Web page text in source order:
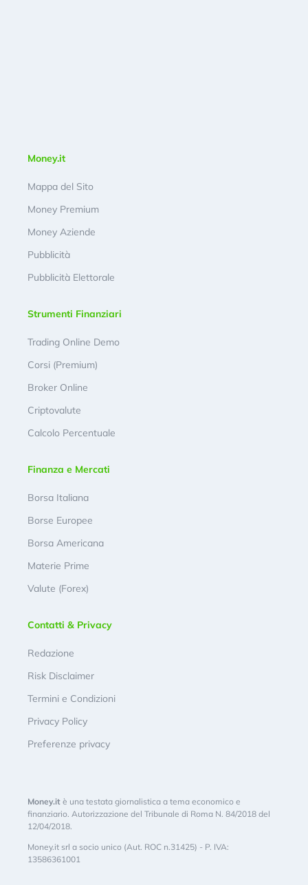
Money.it
Mappa del Sito
Money Premium
Money Aziende
Pubblicità
Pubblicità Elettorale
Strumenti Finanziari
Trading Online Demo
Corsi (Premium)
Broker Online
Criptovalute
Calcolo Percentuale
Finanza e Mercati
Borsa Italiana
Borse Europee
Borsa Americana
Materie Prime
Valute (Forex)
Contatti & Privacy
Redazione
Risk Disclaimer
Termini e Condizioni
Privacy Policy
Preferenze privacy
Money.it è una testata giornalistica a tema economico e
finanziario. Autorizzazione del Tribunale di Roma N. 84/2018 del
12/04/2018.
Money.it srl a socio unico (Aut. ROC n.31425) - P. IVA:
13586361001